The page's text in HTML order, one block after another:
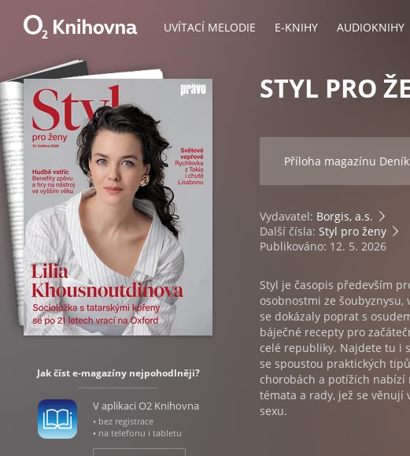
UVÍTACÍ MELODIE E-KNIHY AUDIOKNIHY
Jak číst e-magazíny nejpohodlněji?
V aplikaci O2 Knihovna
• bez registrace
• na telefonu i tabletu
STYL PRO
Příloha magazínu
Vydavatel: Borgis, a.s.
Další čísla: Styl pro ženy
Publikováno: 12. 5. 2026
Styl je časopis především
osobnostmi ze
se dokázaly poprat s
báječné recepty pro
celé republiky. Najdete tu i
se spoustou praktických
chorobách a potížích
témata a rady, jež se
sexu.